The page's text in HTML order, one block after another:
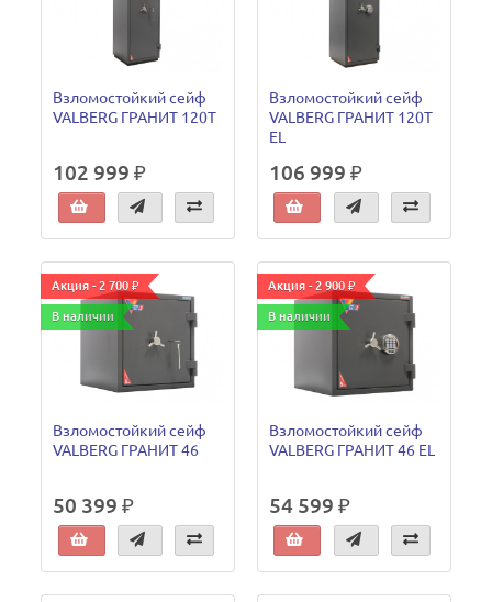
Взломостойкий сейф
VALBERG ГРАНИТ 120Т
102 999 ₽
Взломостойкий сейф
VALBERG ГРАНИТ 120Т
EL
106 999 ₽
Акция - 2 700 ₽
В наличии
Взломостойкий сейф
VALBERG ГРАНИТ 46
50 399 ₽
Акция - 2 900 ₽
В наличии
Взломостойкий сейф
VALBERG ГРАНИТ 46 EL
54 599 ₽